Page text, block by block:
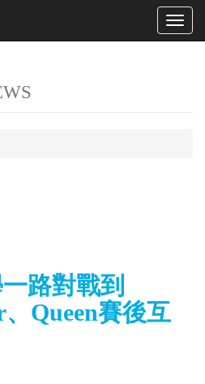
Toggle
路對戰到
Queen賽後互